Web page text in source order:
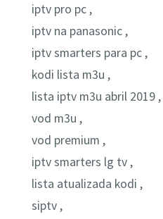
iptv pro pc ,
iptv na panasonic ,
iptv smarters para pc ,
kodi lista m3u ,
lista iptv m3u abril 2019 ,
vod m3u ,
vod premium ,
iptv smarters lg tv ,
lista atualizada kodi ,
siptv ,